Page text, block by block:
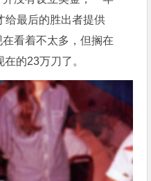
给最后的胜出者提供
看着不太多，但搁在
的23万刀了。